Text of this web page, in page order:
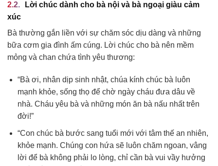
Lời chúc dành cho bà nội và bà ngoại giàu cảm
xúc
Bà thường gắn liền với sự chăm sóc dịu dàng và những
bữa cơm gia đình ấm cúng. Lời chúc cho bà nên mềm
mỏng và chan chứa tình yêu thương:
“Bà ơi, nhân dịp sinh nhật, chúa kính chúc bà luôn
mạnh khỏe, sống thọ để chờ ngày cháu đưa dâu về
nhà. Cháu yêu bà và những món ăn bà nấu nhất trên
đời!”
“Con chúc bà bước sang tuổi mới với tâm thế an nhiên,
khỏe mạnh. Chúng con hứa sẽ luôn chăm ngoan, vâng
lời để bà không phải lo lòng, chỉ cần bà vui vầy hưởng